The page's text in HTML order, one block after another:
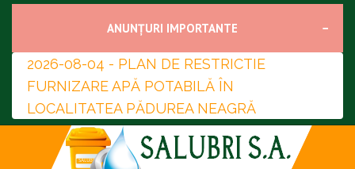
ANUNȚURI IMPORTANTE
2026-08-04 - PLAN DE RESTRICTIE
FURNIZARE APĂ POTABILĂ ÎN
LOCALITATEA PĂDUREA NEAGRĂ